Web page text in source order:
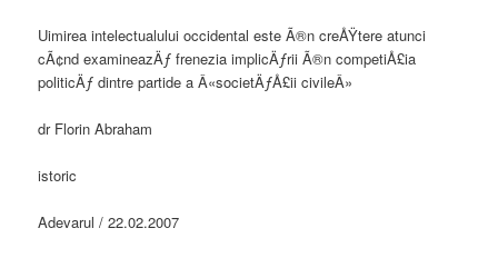
Uimirea intelectualului occidental este Ã®n creÅŸtere atunci
cÃ¢nd examineazÄƒ frenezia implicÄƒrii Ã®n competiÅ£ia
politicÄƒ dintre partide a Â«societÄƒÅ£ii civileÂ»
dr Florin Abraham
istoric
Adevarul / 22.02.2007